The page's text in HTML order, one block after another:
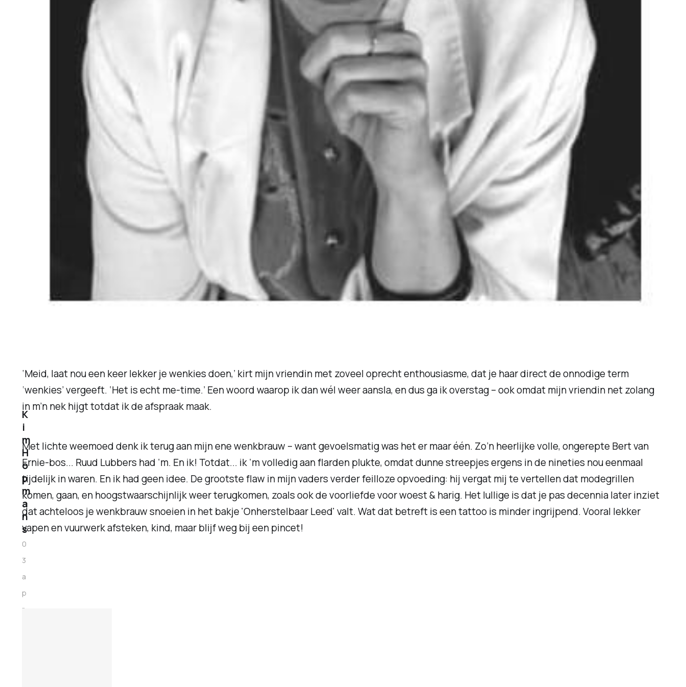
‘Meid, laat nou een keer lekker jewenkiesdoen,’ kirt mijn vriendin met zoveel oprecht enthousiasme, dat je haar direct de onnodige term
‘wenkies’ vergeeft. ‘Het is echt me-time.’ Een woord waarop ik dan wél weer aansla, en dus ga ik overstag – ook omdat mijn vriendin net zolang
in m’n nek hijgt totdat ik de afspraak maak.
Met lichte weemoed denk ik terug aan mijn ene wenkbrauw – want gevoelsmatig was het er maar één. Zo’n heerlijke volle, ongerepte Bert van
Ernie-bos... Ruud Lubbers had ‘m. En ik! Totdat... ik ‘m volledig aan flarden plukte, omdat dunne streepjes ergens in de nineties nou eenmaal
tijdelijk in waren. En ik had geen idee. De grootsteflawin mijn vaders verder feilloze opvoeding: hij vergat mij te vertellen dat modegrillen
komen, gaan, en hoogstwaarschijnlijk weer terugkomen, zoals ook de voorliefde voor woest & harig. Het lullige is dat je pas decennia later inziet
dat achteloos je wenkbrauw snoeien in het bakje 'Onherstelbaar Leed' valt. Wat dat betreft is een tattoo is minder ingrijpend. Vooral lekker
vapen en vuurwerk afsteken, kind, maar blijf weg bij een pincet!
K
i
m
H
o
p
m
a
n
s
0
3
a
p
r